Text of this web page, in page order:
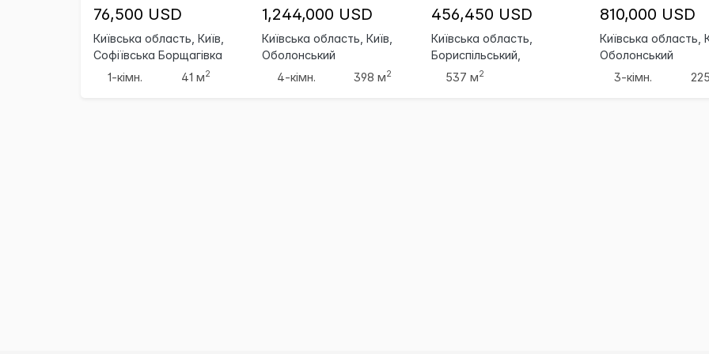
76,500 USD
Київська область, Київ,
Софіївська Борщагівка
1-кімн.
41 м2
1,244,000 USD
Київська область, Київ,
Оболонський
4-кімн.
398 м2
456,450 USD
Київська область,
Бориспільський,
Бориспіль
537 м2
810,000 USD
Київська область,
Оболонський
3-кімн.